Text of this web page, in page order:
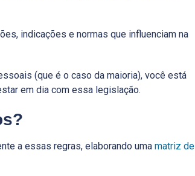
indicações e normas que influenciam na
(que é o caso da maioria), você está
em dia com essa legislação.
a essas regras, elaborando uma matriz de